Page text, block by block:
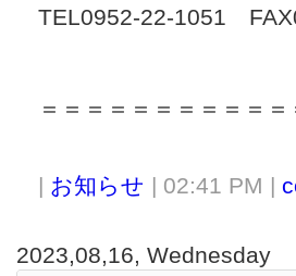
TEL0952-22-1051
＝＝＝＝＝＝＝＝＝＝＝
| お知らせ | 02:41 PM |
2023,08,16, Wednesday